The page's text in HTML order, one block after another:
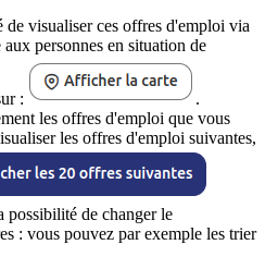
de visualiser ces offres d'emploi via
personnes en situation de
:
.
les offres d'emploi que vous
les offres d'emploi suivantes,
possibilité de changer le
: vous pouvez par exemple les trier